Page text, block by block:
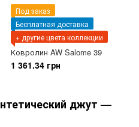
Под заказ
Бесплатная доставка
+ другие цвета коллекции
Ковролин AW Salome 39
1 361.34 грн
джут —